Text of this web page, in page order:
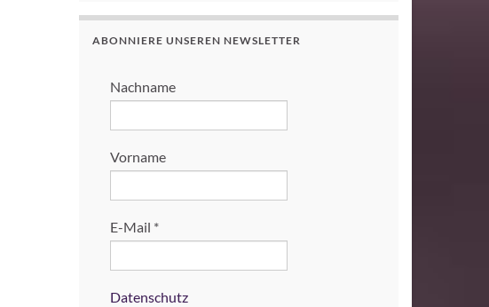
ABONNIERE UNSEREN NEWSLETTER
Nachname
Vorname
E-Mail *
Datenschutz